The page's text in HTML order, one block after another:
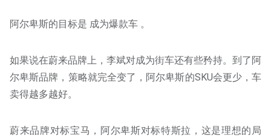
阿尔卑斯的目标是 成为爆款车 。
如果说在蔚来品牌上，李斌对成为街车还有些矜持。到了阿
尔卑斯品牌，策略就完全变了，阿尔卑斯的SKU会更少，车
卖得越多越好。
蔚来品牌对标宝马，阿尔卑斯对标特斯拉，这是理想的局